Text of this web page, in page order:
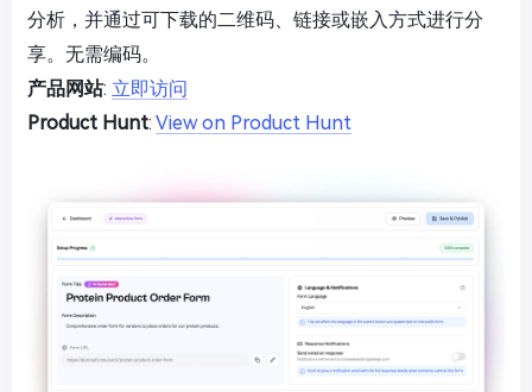
分析，并通过可下载的二维码、链接或嵌入方式进行分
享。无需编码。
产品网站: 立即访问
Product Hunt: View on Product Hunt